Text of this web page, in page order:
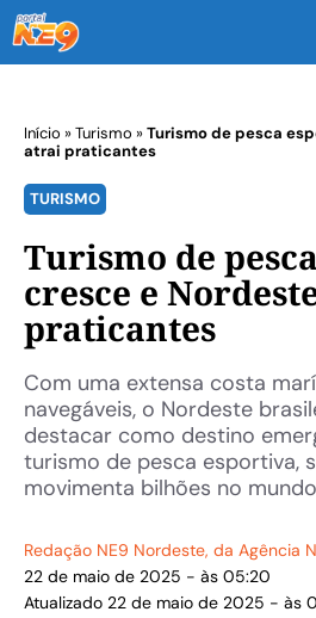
Início »Turismo »Turismo de pesca
atrai praticantes
TURISMO
Turismo de
cresce e
praticantes
Com uma extensa costa
navegáveis, o Nordeste
destacar como destino
turismo de pesca esportiva,
movimenta bilhões no
Redação NE9 Nordeste, da Agência
22 de maio de 2025 - às 05:20
Atualizado 22 de maio de 2025 - às